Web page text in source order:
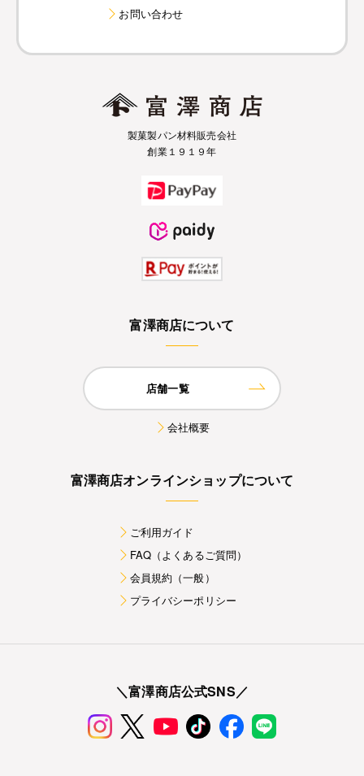
お問い合わせ
製菓製パン材料販売会社
創業１９１９年
富澤商店について
店舗一覧
会社概要
富澤商店オンラインショップについて
ご利用ガイド
FAQ（よくあるご質問）
会員規約（一般）
プライバシーポリシー
＼富澤商店公式SNS／